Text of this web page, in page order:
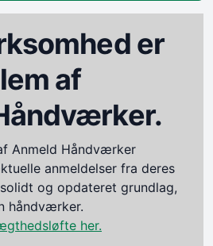
er
af
Anmeld Håndværker
anmeldelser fra deres
og opdateret grundlag,
håndværker.
her.